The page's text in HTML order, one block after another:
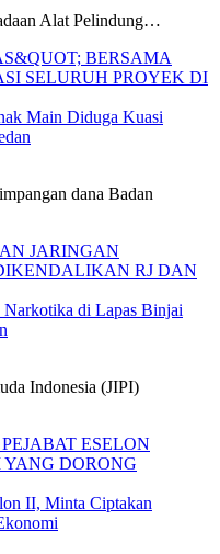
Alat Pelindung…
Main Diduga Kuasi
dana Badan
Narkotika di Lapas Binjai
Indonesia (JIPI)
II, Minta Ciptakan